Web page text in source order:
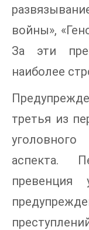
войны»,
За эти
наиболее
третья из
аспекта.
превенция